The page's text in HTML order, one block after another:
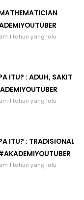
1 tahun yang lalu
ITU? : ADUH, SAKIT
1 tahun yang lalu
ITU? : TRADISIONAL
1 tahun yang lalu